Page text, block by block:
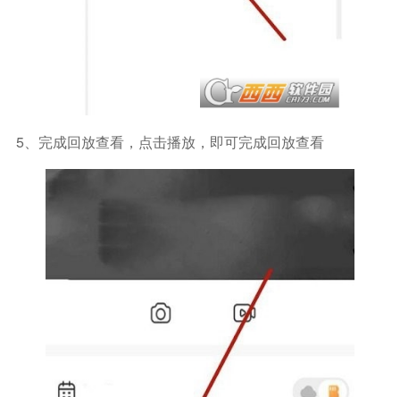
5、完成回放查看，点击播放，即可完成回放查看